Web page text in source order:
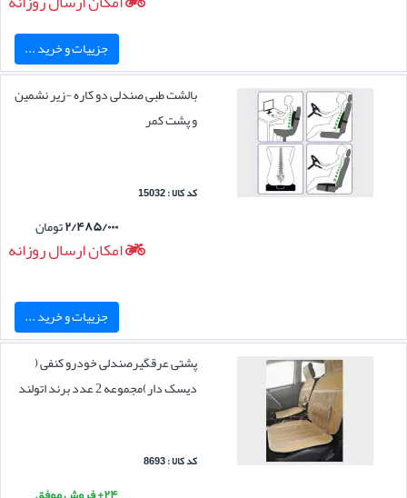
جزییات و خرید ...
بالشت طبی صندلی دو کاره -زیر نشمین
و پشت کمر
کد کالا : 15032
۲/۴۸۵/۰۰۰تومان
امکان ارسال روزانه
جزییات و خرید ...
پشتی عرقگیرصندلی خودرو کنفی (
دیسک دار)مجموعه 2 عدد برند اتولند
کد کالا : 8693